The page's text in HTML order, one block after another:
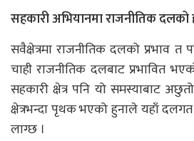
सहकारी अभियानमा राजनीतिक दलको
सवैक्षेत्रमा राजनीतिक दलको प्रभाव त
चाही राजनीतिक दलबाट प्रभावित
सहकारी क्षेत्र पनि यो समस्याबाट
क्षेत्रभन्दा पृथक भएको हुनाले यहाँ दलगत
लाग्छ ।